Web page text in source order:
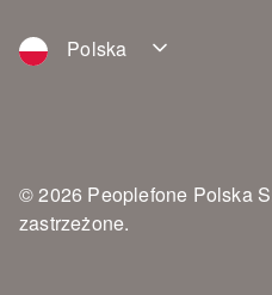
Polska
© 2026 Peoplefone Polska
zastrzeżone.